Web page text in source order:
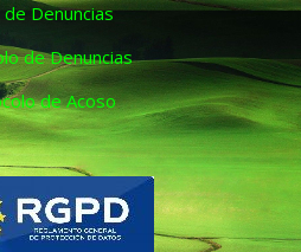
de Denuncias
de Denuncias
de Acoso